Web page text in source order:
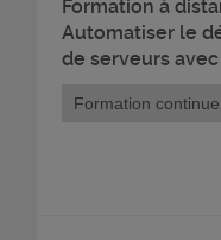
Formation à
Automatiser le
de serveurs
Formation continue